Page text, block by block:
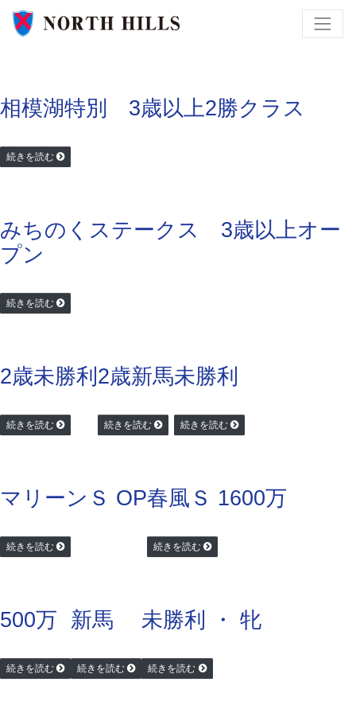
相模湖特別 3歳以上2勝クラス
続きを読む
みちのくステークス 3歳以上オー
プン
続きを読む
2歳未勝利
続きを読む
2歳新馬
続きを読む
未勝利
続きを読む
マリーンＳ OP
続きを読む
春風Ｓ 1600万
続きを読む
500万
続きを読む
新馬
続きを読む
未勝利 ・ 牝
続きを読む